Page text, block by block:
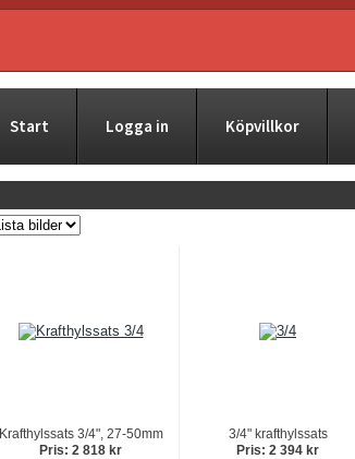
Start Logga in Köpvillkor
Krafthylssats 3/4", 27-50mm
Pris: 2 818 kr
3/4" krafthylssats
Pris: 2 394 kr